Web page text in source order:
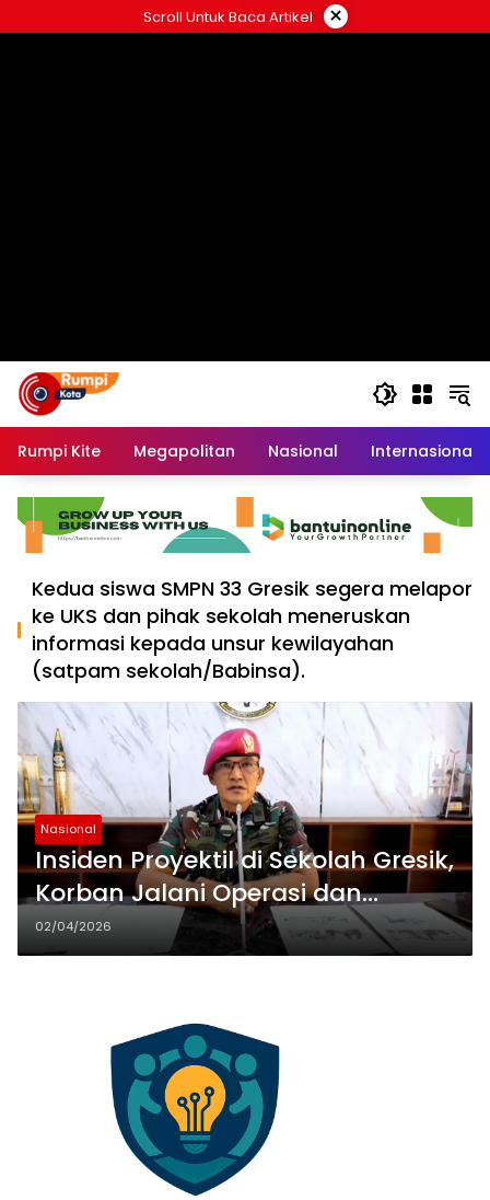
ke
Scroll Untuk Baca Artikel ×
Rumpi Kite Megapolitan Nasional Internasional
Kedua siswa SMPN 33 Gresik segera melapor
ke UKS dan pihak sekolah meneruskan
informasi kepada unsur kewilayahan
(satpam sekolah/Babinsa).
Nasional
Insiden Proyektil di Sekolah Gresik,
Korban Jalani Operasi dan
Tempuh Jalan Damai
02/04/2026